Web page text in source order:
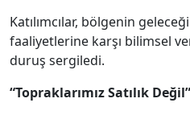
Katılımcılar, bölgenin
faaliyetlerine karşı bilimsel
duruş sergiledi.
“Topraklarımız Satılık Değil”